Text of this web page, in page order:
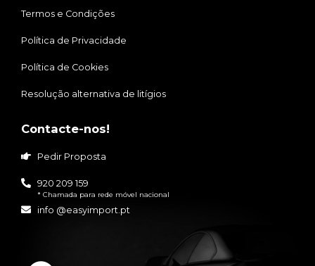
Termos e Condições
Política de Privacidade
Política de Cookies
Resolução alternativa de litígios
Contacte-nos!
Pedir Proposta
920 209 159
* Chamada para rede móvel nacional
info @easyimport.pt